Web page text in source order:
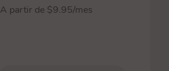
A partir de $9.95/mes